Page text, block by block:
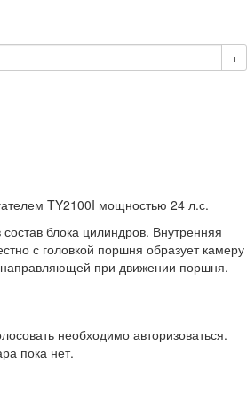
+
TY2100I мощностью 24 л.с.
блока цилиндров. Внутренняя
с головкой поршня образует камеру
направляющей при движении поршня.
необходимо авторизоваться.
пока нет.